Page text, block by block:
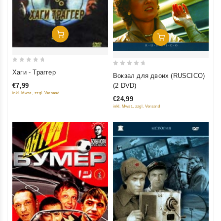
Добавить В Корзину
of
Хаги - Траггер
€7,99
inkl. Mwst., zzgl. Versand
Добавить В Корзину
5
Вокзал для двоих (RUSCICO)
(2 DVD)
€24,99
inkl. Mwst., zzgl. Versand